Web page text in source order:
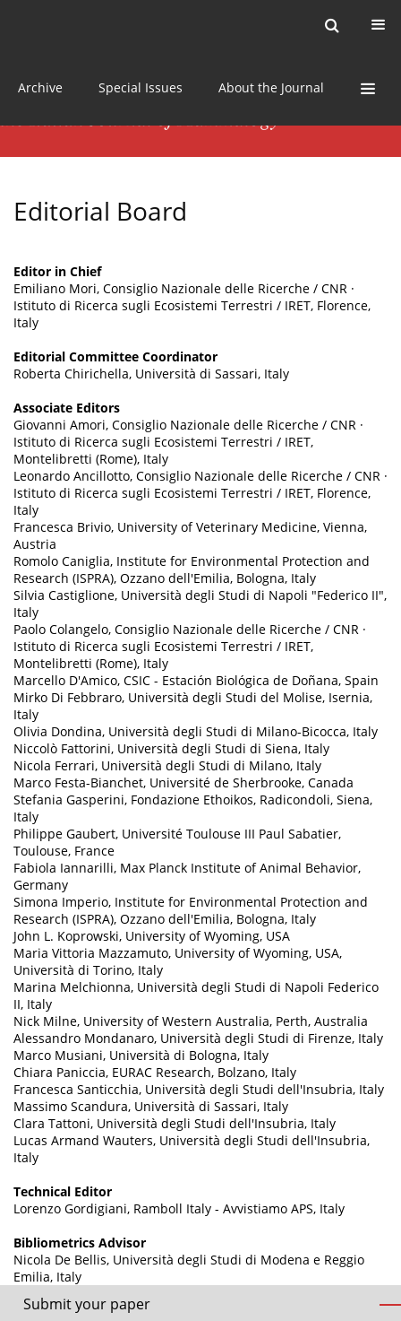
Archive Special Issues About the Journal
Editorial Board
Editor in Chief
Emiliano Mori, Consiglio Nazionale delle Ricerche / CNR ·
Istituto di Ricerca sugli Ecosistemi Terrestri / IRET, Florence,
Italy
Editorial Committee Coordinator
Roberta Chirichella, Università di Sassari, Italy
Associate Editors
Giovanni Amori, Consiglio Nazionale delle Ricerche / CNR ·
Istituto di Ricerca sugli Ecosistemi Terrestri / IRET,
Montelibretti (Rome), Italy
Leonardo Ancillotto, Consiglio Nazionale delle Ricerche / CNR ·
Istituto di Ricerca sugli Ecosistemi Terrestri / IRET, Florence,
Italy
Francesca Brivio, University of Veterinary Medicine, Vienna,
Austria
Romolo Caniglia, Institute for Environmental Protection and
Research (ISPRA), Ozzano dell'Emilia, Bologna, Italy
Silvia Castiglione, Università degli Studi di Napoli "Federico II",
Italy
Paolo Colangelo, Consiglio Nazionale delle Ricerche / CNR ·
Istituto di Ricerca sugli Ecosistemi Terrestri / IRET,
Montelibretti (Rome), Italy
Marcello D'Amico, CSIC - Estación Biológica de Doñana, Spain
Mirko Di Febbraro, Università degli Studi del Molise, Isernia,
Italy
Olivia Dondina, Università degli Studi di Milano-Bicocca, Italy
Niccolò Fattorini, Università degli Studi di Siena, Italy
Nicola Ferrari, Università degli Studi di Milano, Italy
Marco Festa-Bianchet, Université de Sherbrooke, Canada
Stefania Gasperini, Fondazione Ethoikos, Radicondoli, Siena,
Italy
Philippe Gaubert, Université Toulouse III Paul Sabatier,
Toulouse, France
Fabiola Iannarilli, Max Planck Institute of Animal Behavior,
Germany
Simona Imperio, Institute for Environmental Protection and
Research (ISPRA), Ozzano dell'Emilia, Bologna, Italy
John L. Koprowski, University of Wyoming, USA
Maria Vittoria Mazzamuto, University of Wyoming, USA,
Università di Torino, Italy
Marina Melchionna, Università degli Studi di Napoli Federico
II, Italy
Nick Milne, University of Western Australia, Perth, Australia
Alessandro Mondanaro, Università degli Studi di Firenze, Italy
Marco Musiani, Università di Bologna, Italy
Chiara Paniccia, EURAC Research, Bolzano, Italy
Francesca Santicchia, Università degli Studi dell'Insubria, Italy
Massimo Scandura, Università di Sassari, Italy
Clara Tattoni, Università degli Studi dell'Insubria, Italy
Lucas Armand Wauters, Università degli Studi dell'Insubria,
Italy
Technical Editor
Lorenzo Gordigiani, Ramboll Italy - Avvistiamo APS, Italy
Bibliometrics Advisor
Nicola De Bellis, Università degli Studi di Modena e Reggio
Emilia, Italy
Submit your paper